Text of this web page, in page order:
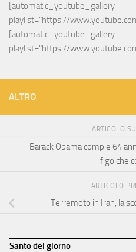
[automatic_youtube_gallery
playlist="https://
[automatic_youtube_gallery
playlist="https://
ALTRO
ARTICOLO
Barack Obama compie 64
figo che
ARTICOLO
Terremoto in Iran, la
Santo del giorno